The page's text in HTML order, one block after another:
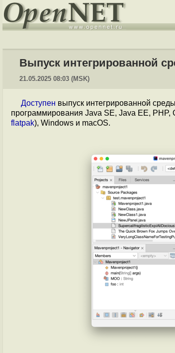
Выпуск интегрированной
21.05.2025 08:03 (MSK)
Доступен выпуск интегрированной
программирования Java SE, Java EE, PHP,
flatpak), Windows и macOS.